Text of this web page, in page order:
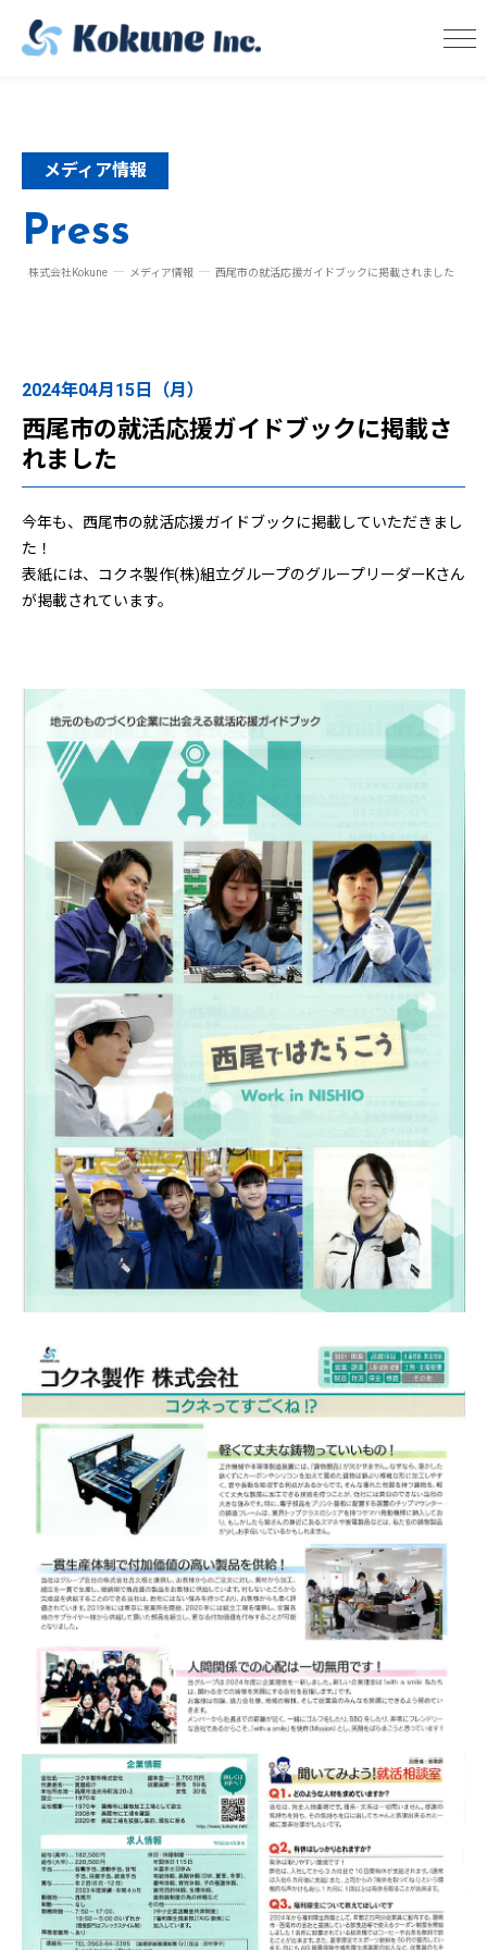
メディア情報
Press
株式会社Kokune メディア情報 西尾市の就活応援ガイドブックに掲載されました
2024年04月15日（月）
西尾市の就活応援ガイドブックに掲載さ
れました
今年も、西尾市の就活応援ガイドブックに掲載していただきまし
た！
表紙には、コクネ製作(株)組立グループのグループリーダーKさん
が掲載されています。